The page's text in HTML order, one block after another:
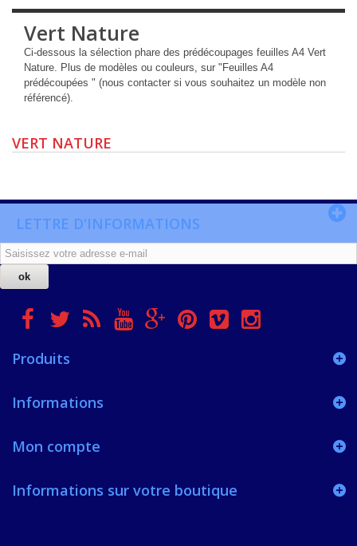
Vert Nature
Ci-dessous la sélection phare des prédécoupages feuilles A4 Vert
Nature. Plus de modèles ou couleurs, sur "Feuilles A4
prédécoupées " (nous contacter si vous souhaitez un modèle non
référencé).
VERT NATURE
LETTRE D'INFORMATIONS
ok
Produits
Informations
Mon compte
Informations sur votre boutique